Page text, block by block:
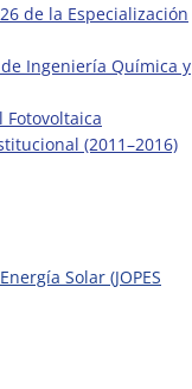
de la Especialización
Ingeniería Química y
Fotovoltaica
(2011–2016)
Solar (JOPES